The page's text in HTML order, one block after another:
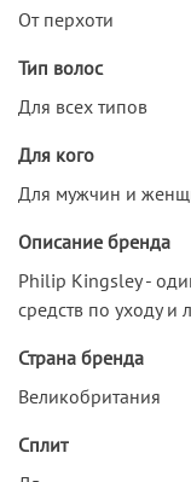
От перхоти
Тип волос
Для всех типов
Для кого
Для мужчин и
Описание бренда
Philip Kingsley -
средств по уходу
Страна бренда
Великобритания
Сплит